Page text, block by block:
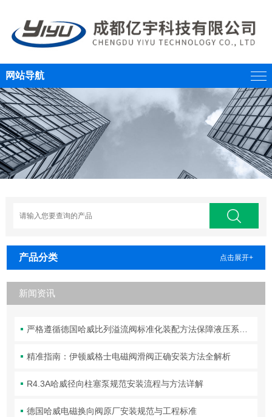
网站导航
产品分类 点击展开+
新闻资讯
严格遵循德国哈威比列溢流阀标准化装配方法保障液压系统压力调控精准可靠
精准指南：伊顿威格士电磁阀滑阀正确安装方法全解析
R4.3A哈威径向柱塞泵规范安装流程与方法详解
德国哈威电磁换向阀原厂安装规范与工程标准